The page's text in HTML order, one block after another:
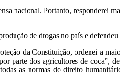
nacional. Portanto, responderei
de drogas no país e
da Constituição, ordenei a
parte dos agricultores de coca”,
as normas do direito